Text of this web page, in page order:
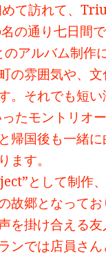
て訪れて、
の通り七日間
アルバム制作
の雰囲気や、
。それでも短
モントリオ
帰国後も一緒
ます。
として制作
故郷となってお
を掛け合える
ンでは店員さ